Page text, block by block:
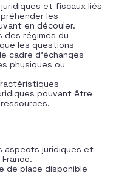
et fiscaux liés
les
en découler.
des régimes du
les questions
cadre d’échanges
physiques ou
pouvant être
aspects juridiques et
de place disponible